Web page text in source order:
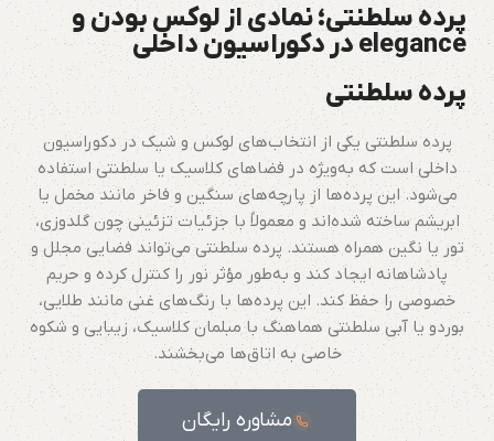
پرده سلطنتی؛ نمادی از لوکس بودن و
elegance در دکوراسیون داخلی
پرده سلطنتی
پرده سلطنتی یکی از انتخاب‌های لوکس و شیک در دکوراسیون
داخلی است که به‌ویژه در فضاهای کلاسیک یا سلطنتی استفاده
می‌شود. این پرده‌ها از پارچه‌های سنگین و فاخر مانند مخمل یا
ابریشم ساخته شده‌اند و معمولاً با جزئیات تزئینی چون گلدوزی،
تور یا نگین همراه هستند. پرده سلطنتی می‌تواند فضایی مجلل و
پادشاهانه ایجاد کند و به‌طور مؤثر نور را کنترل کرده و حریم
خصوصی را حفظ کند. این پرده‌ها با رنگ‌های غنی مانند طلایی،
بوردو یا آبی سلطنتی هماهنگ با مبلمان کلاسیک، زیبایی و شکوه
خاصی به اتاق‌ها می‌بخشند.
مشاوره رایگان